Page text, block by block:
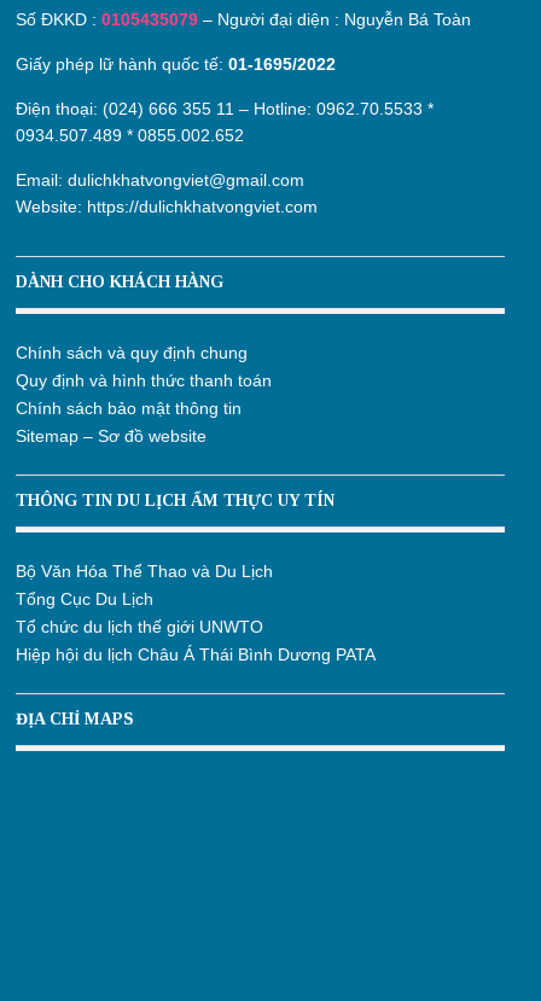
Số ĐKKD :0105435079 – Người đại diện : Nguyễn Bá Toàn
Giấy phép lữ hành quốc tế:01-1695/2022
Điện thoại: (024) 666 355 11 – Hotline:0962.70.5533 *
0934.507.489 *0855.002.652
Email:dulichkhatvongviet@gmail.com
Website: https://dulichkhatvongviet.com
DÀNH CHO KHÁCH HÀNG
Chính sách và quy định chung
Quy định và hình thức thanh toán
Chính sách bảo mật thông tin
Sitemap – Sơ đồ website
THÔNG TIN DU LỊCH ẨM THỰC UY TÍN
Bộ Văn Hóa Thể Thao và Du Lịch
Tổng Cục Du Lịch
Tổ chức du lịch thế giới UNWTO
Hiệp hội du lịch Châu Á Thái Bình Dương PATA
ĐỊA CHỈ MAPS